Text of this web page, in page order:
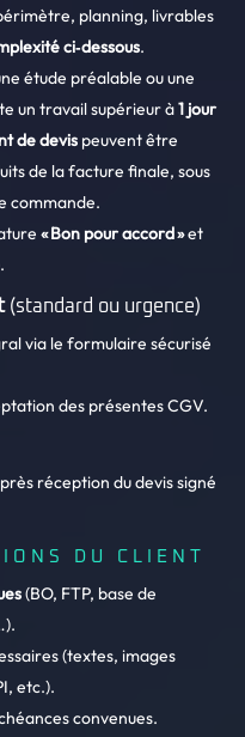
planning, livrables
ci‑dessous.
étude préalable ou une
un travail supérieur à1 jour
de devis peuvent être
de la facture finale, sous
commande.
« Bon pour accord »et
.
(standard ou urgence)
via le formulaire sécurisé
des présentes CGV.
réception du devis signé
DU CLIENT
(BO, FTP, base de
(textes, images
etc.).
convenues.